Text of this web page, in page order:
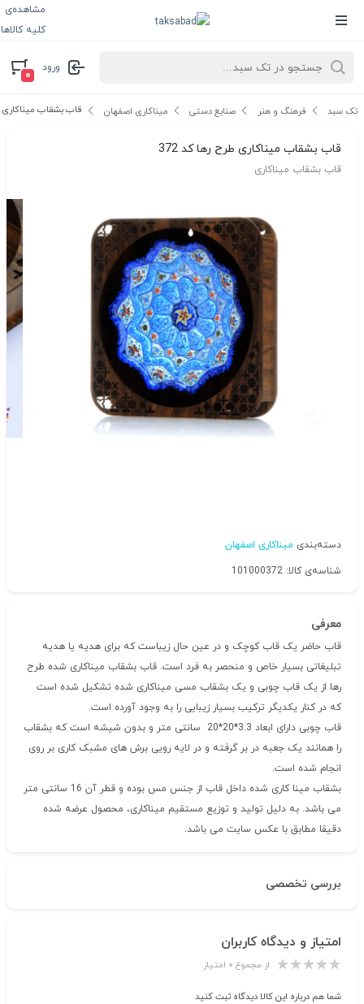
مشاهده‌ی
کلیه کالاها
ورود
۰
تک سبد فرهنگ و هنر صنایع دستی میناکاری اصفهان قاب بشقاب میناکاری
قاب بشقاب میناکاری طرح رها کد 372
قاب بشقاب میناکاری
دسته‌بندی میناکاری اصفهان
شناسه‌ی کالا: 101000372
معرفی
قاب حاضر یک قاب کوچک و در عین حال زیباست که برای هدیه یا هدیه
تبلیغاتی بسیار خاص و منحصر به فرد است. قاب بشقاب میناکاری شده طرح
رها از یک قاب چوبی و یک بشقاب مسی میناکاری شده تشکیل شده است
که در کنار یکدیگر ترکیب بسیار زیبایی را به وجود آورده است.
قاب چوبی دارای ابعاد 3.3*20*20 سانتی متر و بدون شیشه است که بشقاب
را همانند یک جعبه در بر گرفته و در لایه رویی برش های مشبک کاری بر روی
انجام شده است.
بشقاب مینا کاری شده داخل قاب از جنس مس بوده و قطر آن 16 سانتی متر
می باشد. به دلیل تولید و توزیع مستقیم میناکاری، محصول عرضه شده
دقیقا مطابق با عکس سایت می باشد.
بررسی تخصصی
امتیاز و دیدگاه کاربران
از مجموع ۰ امتیاز
شما هم درباره این کالا دیدگاه ثبت کنید